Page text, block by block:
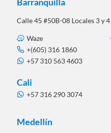
Calle 45 #50B-08 Locales 3 y 4
Waze
+(605) 316 1860
+57 310 563 4603
Cali
+57 316 290 3074
Medellín